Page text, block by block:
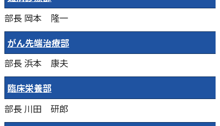
部長 岡本 隆一
がん先端治療部
部長 浜本 康夫
臨床栄養部
部長 川田 研郎